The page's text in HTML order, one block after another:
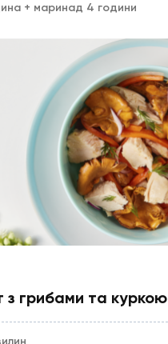
+ маринад 4 години
з грибами та куркою